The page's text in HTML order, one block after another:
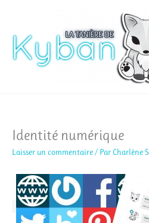
contenu
Identité numérique
Laisser un commentaire / Par Charlène S